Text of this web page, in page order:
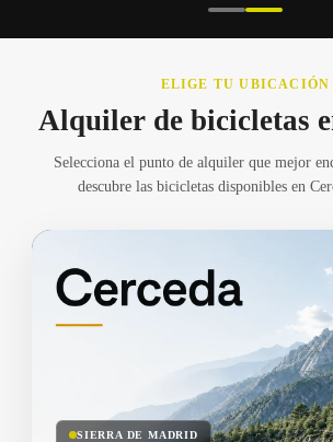
ELIGE TU UBICACIÓN
Alquiler de bicicletas
Selecciona el punto de alquiler que mejor
descubre las bicicletas disponibles en
SIERRA DE MADRID